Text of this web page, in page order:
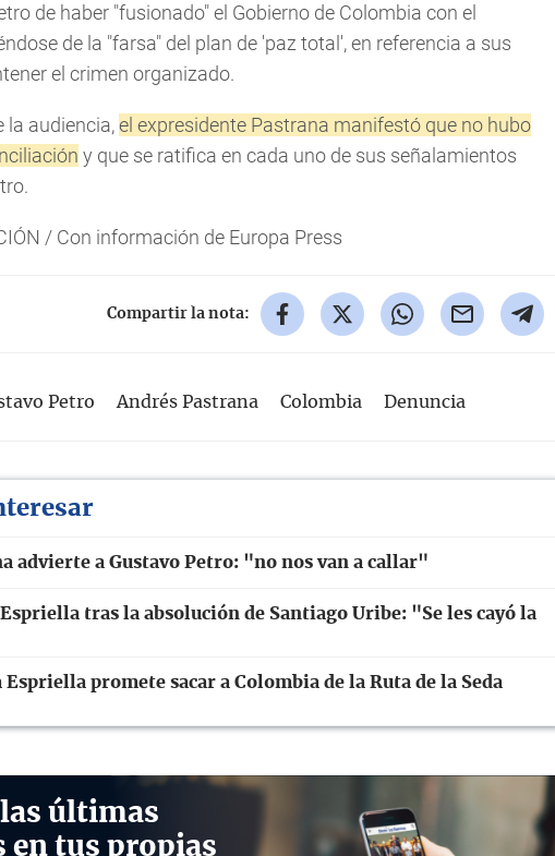
de haber "fusionado" el Gobierno de Colombia con el
de la "farsa" del plan de 'paz total', en referencia a sus
el crimen organizado.
la audiencia,el expresidente Pastrana manifestó que no hubo
y que se ratifica en cada uno de sus señalamientos
/ Con información de Europa Press
Compartir la nota:
Petro Andrés Pastrana Colombia Denuncia
advierte a Gustavo Petro: "no nos van a callar"
tras la absolución de Santiago Uribe: "Se les cayó la
promete sacar a Colombia de la Ruta de la Seda
las últimas
en tus propias